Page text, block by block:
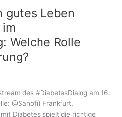
gutes Leben
Welche Rolle
des #DiabetesDialog am 16.
@Sanofi) Frankfurt,
Diabetes spielt die richtige